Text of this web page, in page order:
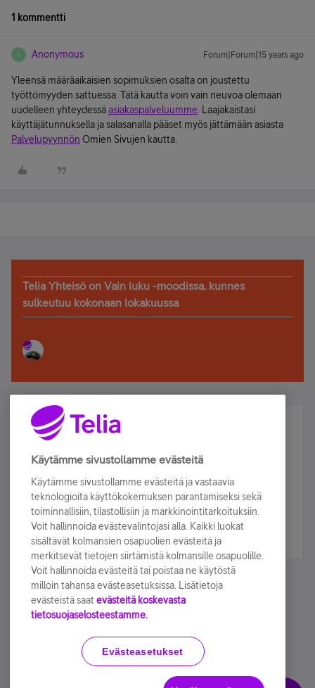
1 kommentti
A Anonymous Forum|Forum|15 years ago
Yleensä määräaikaisien sopimuksien osalta on joustettu
työttömyyden sattuessa. Tätä kautta voin vain neuvoa olemaan
uudelleen yhteydessäasiakaspalveluumme . Laajakaistasi
käyttäjätunnuksella ja salasanalla pääset myös jättämään asiasta
Palvelupyynnön Omien Sivujen kautta.
Telia Yhteisö on Vain luku -moodissa, kunnes
sulkeutuu kokonaan lokakuussa
Älä jää paitsi – osallistu ja voita!
Tilaa Telian uutiskirje ja olet mukana arvonnassa.
sähköpostiisi.
Tilaa nyt
Käyttöehdot Accessibility statement
Käytämme sivustollamme evästeitä
Käytämme sivustollamme evästeitä ja vastaavia
teknologioita käyttökokemuksen parantamiseksi sekä
toiminnallisiin, tilastollisiin ja markkinointitarkoituksiin.
Voit hallinnoida evästevalintojasi alla. Kaikki luokat
sisältävät kolmansien osapuolien evästeitä ja
merkitsevät tietojen siirtämistä kolmansille osapuolille.
Voit hallinnoida evästeitä tai poistaa ne käytöstä
milloin tahansa evästeasetuksissa. Lisätietoja
evästeistä saat evästeitä koskevasta
tietosuojaselosteestamme.
Evästeasetukset